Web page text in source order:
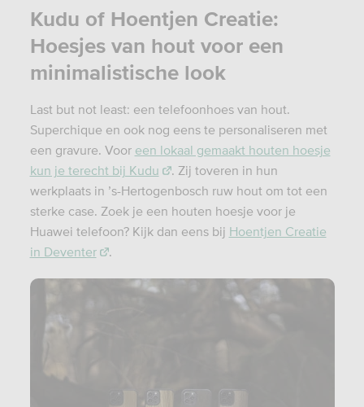
Kudu of Hoentjen Creatie:
Hoesjes van hout voor een
minimalistische look
Last but not least: een telefoonhoes van hout.
Superchique en ook nog eens te personaliseren met
een gravure. Voor een lokaal gemaakt houten hoesje
kun je terecht bij Kudu
. Zij toveren in hun
werkplaats in ’s-Hertogenbosch ruw hout om tot een
sterke case. Zoek je een houten hoesje voor je
Huawei telefoon? Kijk dan eens bij Hoentjen Creatie
in Deventer
.